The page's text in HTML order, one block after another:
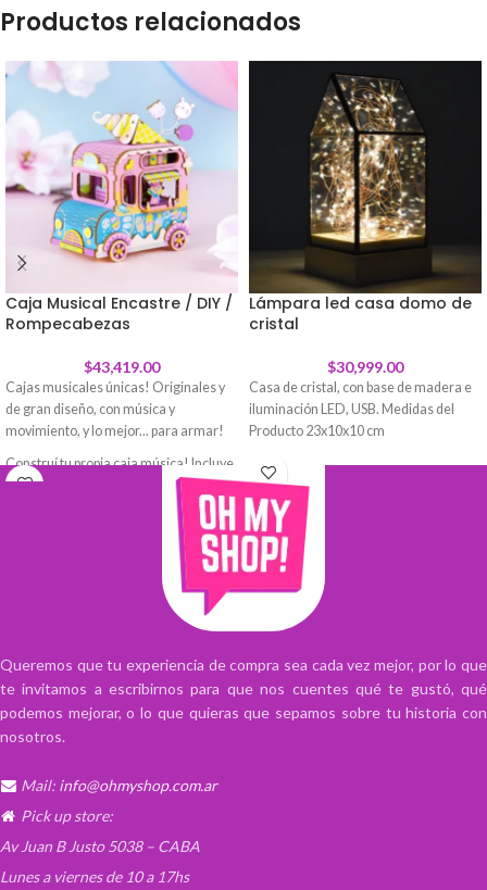
Productos relacionados
Caja Musical Encastre / DIY /
Rompecabezas
$43,419.00
Cajas musicales únicas! Originales y
de gran diseño, con música y
movimiento, y lo mejor... para armar!
Construí tu propia caja música! Incluye
todo lo necesario para construir una
caja de música de madera hermosa,
que tiene movimiento y música, a
Piezas/Recortes de madera de alta
calidad. Cada pieza de madera tiene
serigrafía doce veces y cortada con
y un ajuste exacto.
El producto viene en caja cerrada,
incluye planchas que contienen las
piezas y todo lo necesario para el
Las instrucciones están en chino, pero
los paso a paso son guiados por las
imágenes, no por texto.
Lámpara led casa domo de
cristal
$30,999.00
Casa de cristal, con base de madera e
iluminación LED, USB. Medidas del
Producto 23x10x10 cm
Queremos que tu experiencia de compra sea cada vez mejor, por lo que
te invitamos a escribirnos para que nos cuentes qué te gustó, qué
podemos mejorar, o lo que quieras que sepamos sobre tu historia con
nosotros.
Mail: info@ohmyshop.com.ar
Pick up store:
Av Juan B Justo 5038 – CABA
Lunes a viernes de 10 a 17hs